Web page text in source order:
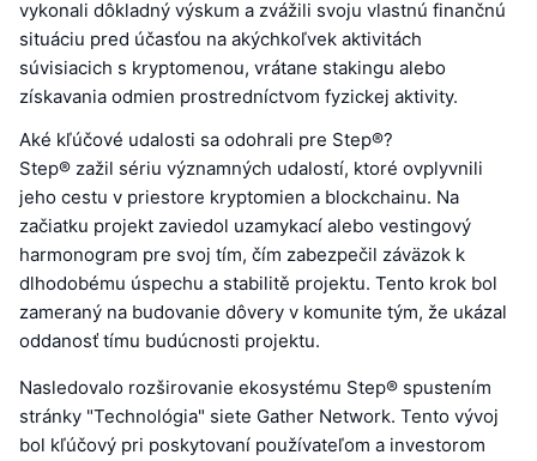
vykonali dôkladný výskum a zvážili svoju vlastnú finančnú
situáciu pred účasťou na akýchkoľvek aktivitách
súvisiacich s kryptomenou, vrátane stakingu alebo
získavania odmien prostredníctvom fyzickej aktivity.
Aké kľúčové udalosti sa odohrali pre Step®?
Step® zažil sériu významných udalostí, ktoré ovplyvnili
jeho cestu v priestore kryptomien a blockchainu. Na
začiatku projekt zaviedol uzamykací alebo vestingový
harmonogram pre svoj tím, čím zabezpečil záväzok k
dlhodobému úspechu a stabilitě projektu. Tento krok bol
zameraný na budovanie dôvery v komunite tým, že ukázal
oddanosť tímu budúcnosti projektu.
Nasledovalo rozširovanie ekosystému Step® spustením
stránky "Technológia" siete Gather Network. Tento vývoj
bol kľúčový pri poskytovaní používateľom a investorom